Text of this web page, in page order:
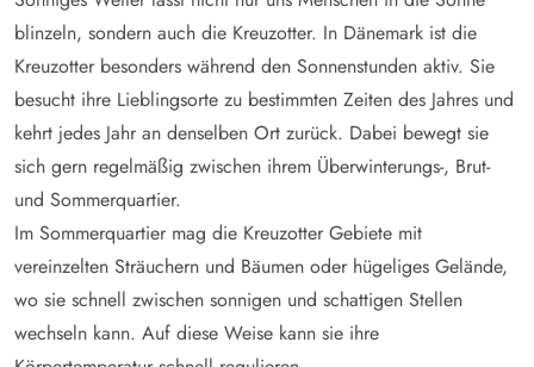
blinzeln, sondern auch die Kreuzotter. In Dänemark ist die
Kreuzotter besonders während den Sonnenstunden aktiv. Sie
besucht ihre Lieblingsorte zu bestimmten Zeiten des Jahres und
kehrt jedes Jahr an denselben Ort zurück. Dabei bewegt sie
sich gern regelmäßig zwischen ihrem Überwinterungs-, Brut-
und Sommerquartier.
Im Sommerquartier mag die Kreuzotter Gebiete mit
vereinzelten Sträuchern und Bäumen oder hügeliges Gelände,
wo sie schnell zwischen sonnigen und schattigen Stellen
wechseln kann. Auf diese Weise kann sie ihre